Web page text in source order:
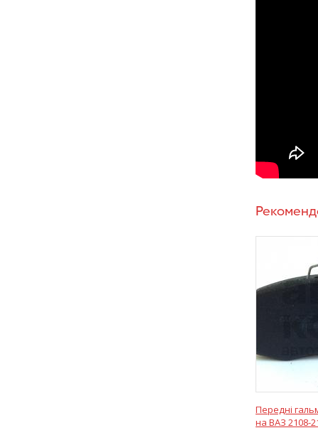
Передні
на ВАЗ 2108-